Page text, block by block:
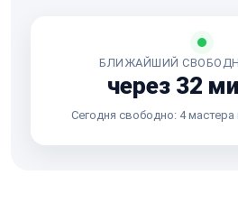
БЛИЖАЙШИЙ
через 32
Сегодня свободно: 4